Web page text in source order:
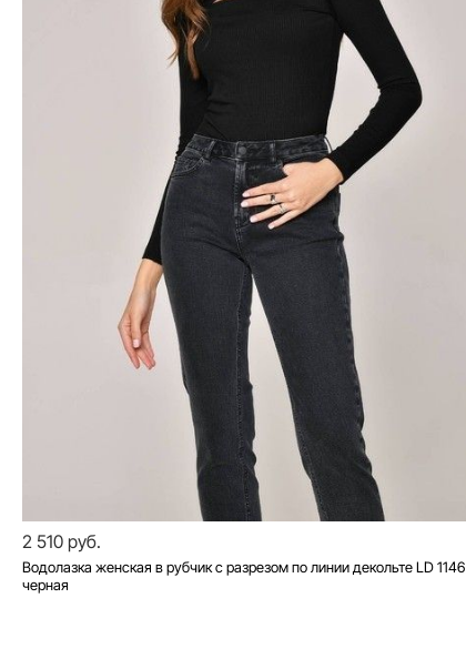
2 510 руб.
Водолазка женская в рубчик с разрезом по линии декольте LD 1146
черная